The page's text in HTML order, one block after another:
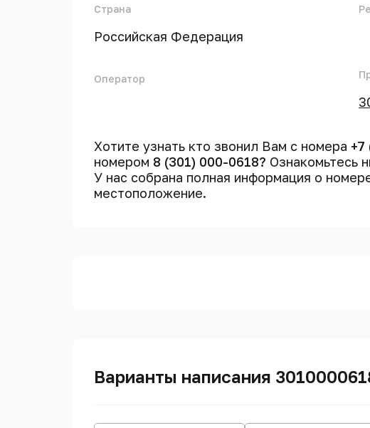
Страна
Российская Федерация
Оператор
Хотите узнать кто звонил Вам с номера +7
номером 8 (301) 000-0618? Ознакомьтесь
У нас собрана полная информация о
местоположение.
Варианты написания